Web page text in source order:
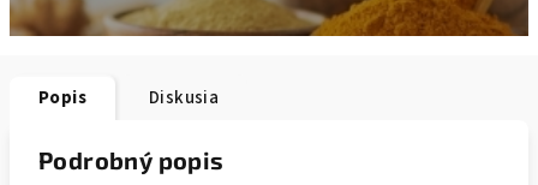
Popis Diskusia
Podrobný popis